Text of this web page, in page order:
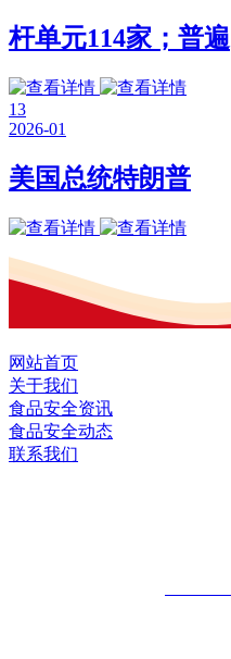
杆单元114家；普遍
13
2026-01
美国总统特朗普
网站首页
关于我们
食品安全资讯
食品安全动态
联系我们